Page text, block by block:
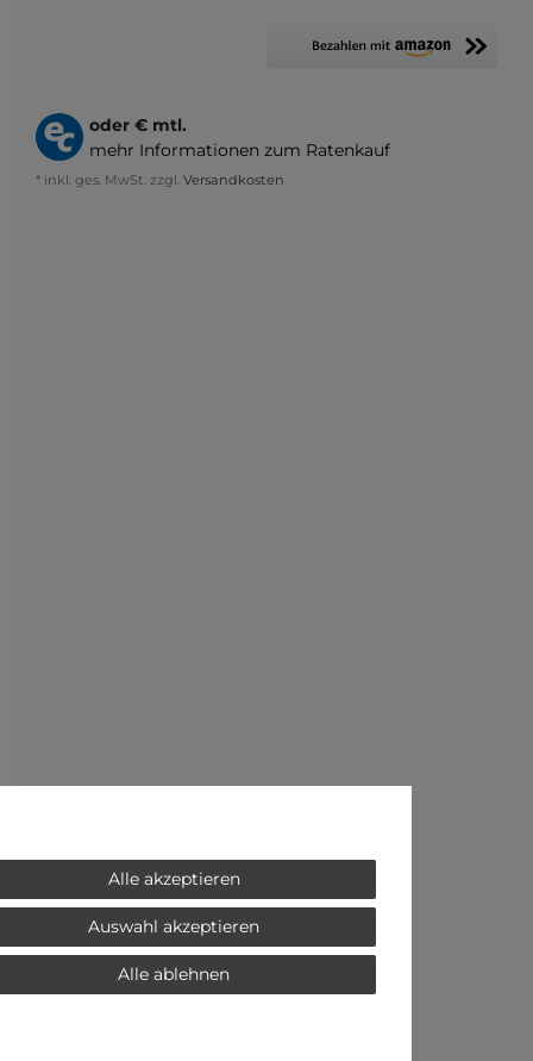
oder € mtl.
mehr Informationen zum Ratenkauf
* inkl. ges. MwSt. zzgl. Versandkosten
Alle akzeptieren
Auswahl akzeptieren
Alle ablehnen